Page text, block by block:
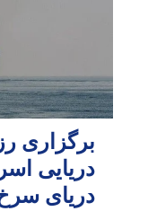
برگزاری
دریایی
دریای